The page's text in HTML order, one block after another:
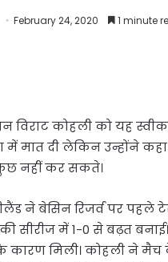
February 24, 2020 1 minute
विराट कोहली को यह
में मात दी लेकिन उन्होंने
नहीं कर सकते।
ने बेसिन रिजर्व पर पहले
सीरीज में 1-0 से बढ़त
कारण मिली। कोहली ने